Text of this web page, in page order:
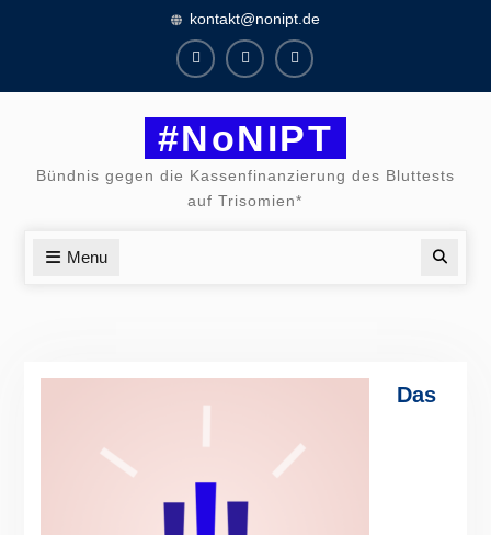
kontakt@nonipt.de
FacebookInstagram
Twitter
#NoNIPT
Bündnis gegen die Kassenfinanzierung des Bluttests
auf Trisomien*
Menu
Das